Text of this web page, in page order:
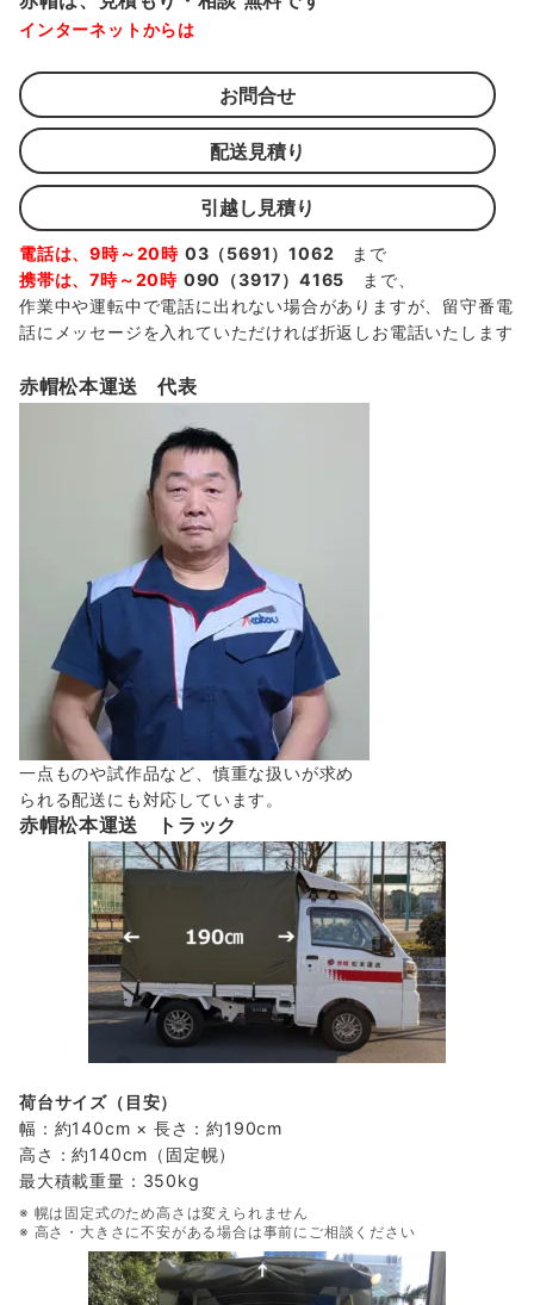
インターネットからは
お問合せ
配送見積り
引越し見積り
電話は、9時～20時 03（5691）1062 まで
携帯は、7時～20時 090（3917）4165 まで、
作業中や運転中で電話に出れない場合がありますが、留守番電
話にメッセージを入れていただければ折返しお電話いたします
赤帽松本運送 代表
一点ものや試作品など、慎重な扱いが求め
られる配送にも対応しています。
赤帽松本運送 トラック
荷台サイズ（目安）
幅：約140cm × 長さ：約190cm
高さ：約140cm（固定幌）
最大積載重量：350kg
※ 幌は固定式のため高さは変えられません
※ 高さ・大きさに不安がある場合は事前にご相談ください